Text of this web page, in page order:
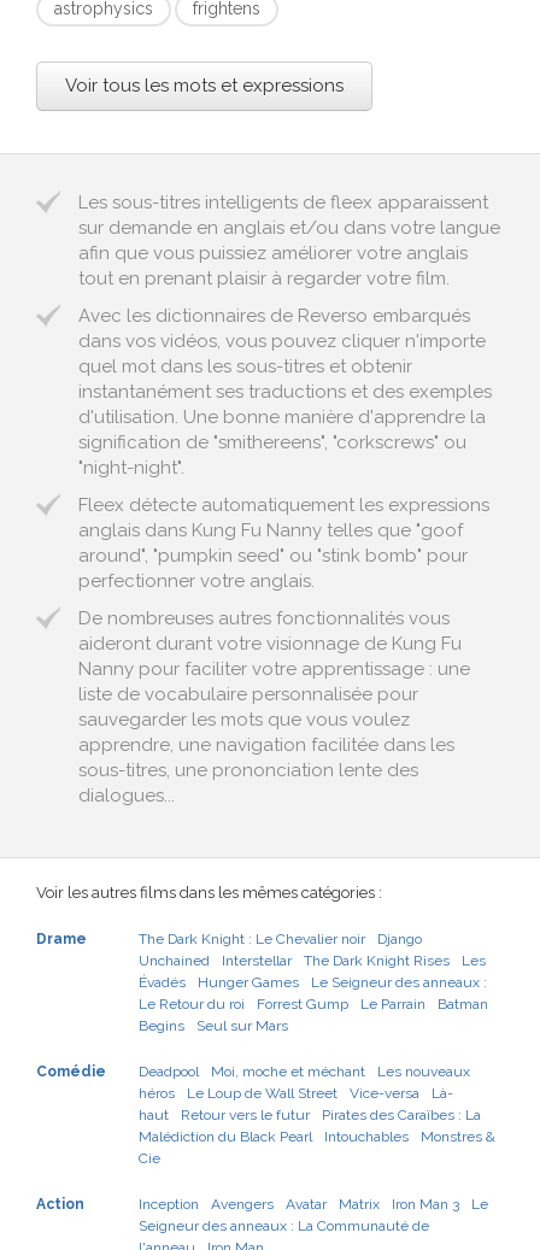
astrophysics
frightens
Voir tous les mots et expressions
Les sous-titres intelligents de fleex apparaissent
sur demande en anglais et/ou dans votre langue
afin que vous puissiez améliorer votre anglais
tout en prenant plaisir à regarder votre film.
Avec les dictionnaires de Reverso embarqués
dans vos vidéos, vous pouvez cliquer n'importe
quel mot dans les sous-titres et obtenir
instantanément ses traductions et des exemples
d'utilisation. Une bonne manière d'apprendre la
signification de "smithereens", "corkscrews" ou
"night-night".
Fleex détecte automatiquement les expressions
anglais dans Kung Fu Nanny telles que "goof
around", "pumpkin seed" ou "stink bomb" pour
perfectionner votre anglais.
De nombreuses autres fonctionnalités vous
aideront durant votre visionnage de Kung Fu
Nanny pour faciliter votre apprentissage : une
liste de vocabulaire personnalisée pour
sauvegarder les mots que vous voulez
apprendre, une navigation facilitée dans les
sous-titres, une prononciation lente des
dialogues...
Voir les autres films dans les mêmes catégories :
Drame The Dark Knight : Le Chevalier noir
Django
Unchained
Interstellar The Dark Knight Rises
Les
Évadés
Hunger Games
Le Seigneur des anneaux :
Le Retour du roi
Forrest Gump Le Parrain
Batman
Begins
Seul sur Mars
Comédie Deadpool Moi, moche et méchant
Les nouveaux
héros
Le Loup de Wall Street Vice-versa
Là-
haut
Retour vers le futur
Pirates des Caraïbes : La
Malédiction du Black Pearl
Intouchables
Monstres &
Cie
Action Inception Avengers Avatar Matrix Iron Man 3
Le
Seigneur des anneaux : La Communauté de